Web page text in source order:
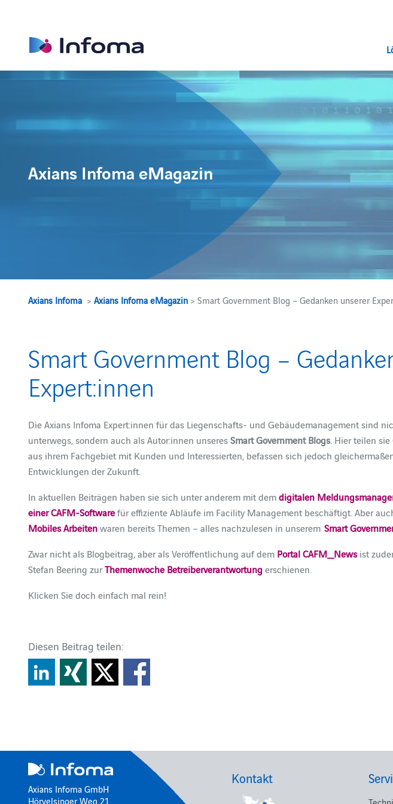
Axians Infoma eMagazin
Axians Infoma >Axians Infoma eMagazin > Smart Government Blog – Gedanken unserer
Smart Government Blog –
Expert:innen
Die Axians Infoma Expert:innen für das Liegenschafts- und Gebäudemanagement sind
unterwegs, sondern auch als Autor:innen unseresSmart Government Blogs . Hier teilen
aus ihrem Fachgebiet mit Kunden und Interessierten, befassen sich jedoch
Entwicklungen der Zukunft.
In aktuellen Beiträgen haben sie sich unter anderem mit demdigitalen
einer CAFM-Softwarefür effiziente Abläufe im Facility Management beschäftigt. Aber
Mobiles Arbeitenwaren bereits Themen – alles nachzulesen in unseremSmart
Zwar nicht als Blogbeitrag, aber als Veröffentlichung auf dem Portal CAFM_Newsist
Stefan Beering zurThemenwoche Betreiberverantwortung erschienen.
Klicken Sie doch einfach mal rein!
Diesen Beitrag teilen:
Axians Infoma GmbH
Hörvelsinger Weg 21
Kontakt